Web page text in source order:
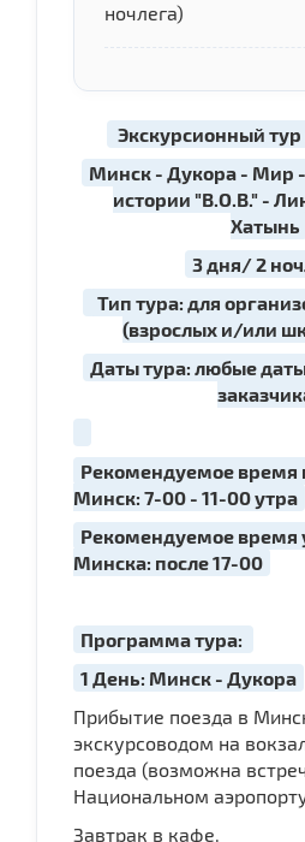
ночлега)
Экскурсионный тур
Минск - Дукора - Мир
истории "В.О.В." -
Хатынь
3 дня/ 2
Тип тура: для
(взрослых и/или
Даты тура: любые
Рекомендуемое время
Минск: 7-00 - 11-00 утра
Рекомендуемое время
Минска: после 17-00
Программа тура:
1 День: Минск - Дукора
Прибытие поезда в
экскурсоводом на
поезда (возможна
Национальном
Завтрак в кафе.